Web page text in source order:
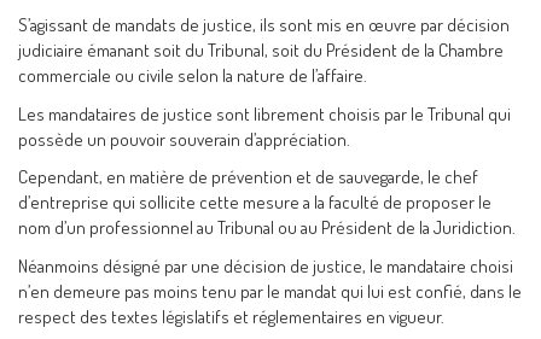
S’agissant de mandats de justice, ils sont mis en œuvre par décision
judiciaire émanant soit du Tribunal, soit du Président de la Chambre
commerciale ou civile selon la nature de l’affaire.
Les mandataires de justice sont librement choisis par le Tribunal qui
possède un pouvoir souverain d’appréciation.
Cependant, en matière de prévention et de sauvegarde, le chef
d’entreprise qui sollicite cette mesure a la faculté de proposer le
nom d’un professionnel au Tribunal ou au Président de la Juridiction.
Néanmoins désigné par une décision de justice, le mandataire choisi
n’en demeure pas moins tenu par le mandat qui lui est confié, dans le
respect des textes législatifs et réglementaires en vigueur.